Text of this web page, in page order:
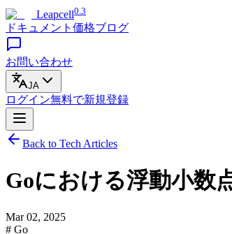
Leapcell0.3
ドキュメント 価格ブログ
お問い合わせ
JA
ログイン無料で新規登録
Back to Tech Articles
Goにおける浮動小数
Mar 02, 2025
# Go